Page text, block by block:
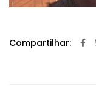
Compartilhar: